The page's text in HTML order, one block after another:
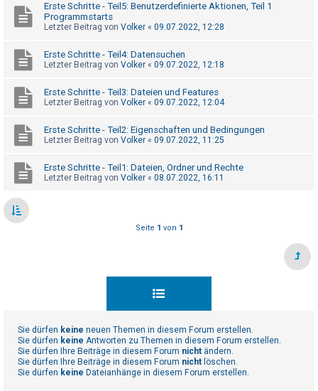
w
o
r
t
e
e
T
h
e
m
e
v
e
Erste Schritte - Teil5: Benutzerdefinierte Aktionen, Teil 1
Programmstarts
Letzter Beitrag von Volker « 09.07.2022, 12:28
Erste Schritte - Teil4: Datensuchen
Letzter Beitrag von Volker « 09.07.2022, 12:18
Erste Schritte - Teil3: Dateien und Features
Letzter Beitrag von Volker « 09.07.2022, 12:04
Erste Schritte - Teil2: Eigenschaften und Bedingungen
Letzter Beitrag von Volker « 09.07.2022, 11:25
Erste Schritte - Teil1: Dateien, Ordner und Rechte
Letzter Beitrag von Volker « 08.07.2022, 16:11
Seite 1 von 1
Sie dürfen keine neuen Themen in diesem Forum erstellen.
Sie dürfen keine Antworten zu Themen in diesem Forum erstellen.
Sie dürfen Ihre Beiträge in diesem Forum nicht ändern.
Sie dürfen Ihre Beiträge in diesem Forum nicht löschen.
Sie dürfen keine Dateianhänge in diesem Forum erstellen.